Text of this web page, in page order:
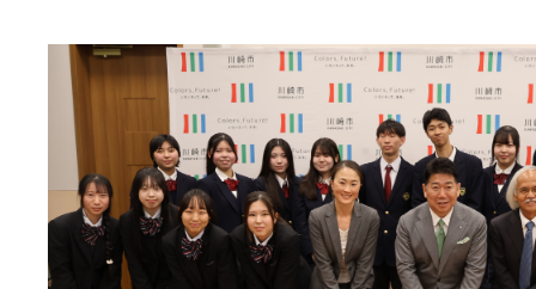
ふるさと納税の基礎知識
10秒ぴったり診断
自治体直営サイト特集